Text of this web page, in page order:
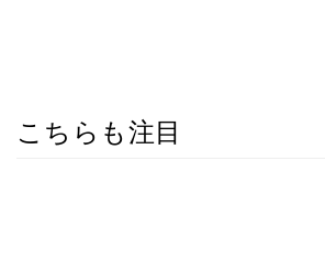
こちらも注目